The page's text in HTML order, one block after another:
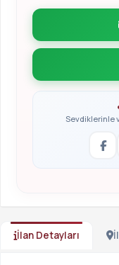
Sevdiklerinle
İlan Detayları